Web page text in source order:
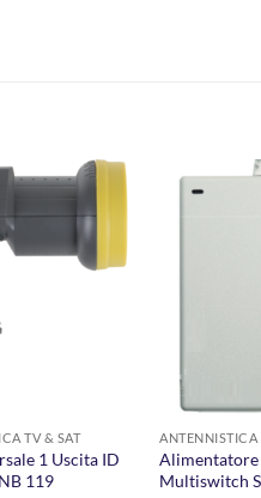
AGGIUNGI
ALLA
LISTA DEI
TV & SAT
1 Uscita ID
119
ANTENNISTICA
Alimentatore
Multiswitch